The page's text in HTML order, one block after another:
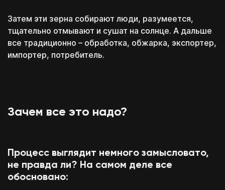
Затем эти зерна собирают люди, разумеется,
тщательно отмывают и сушат на солнце. А дальше
все традиционно – обработка, обжарка, экспортер,
импортер, потребитель.
Зачем все это надо?
Процесс выглядит немного замысловато,
не правда ли? На самом деле все
обосновано: